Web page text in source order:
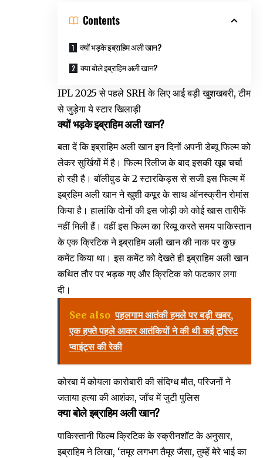
Contents
क्यों भड़के इब्राहिम अली खान?
क्या बोले इब्राहिम अली खान?
IPL 2025 से पहले SRH के लिए आई बड़ी खुशखबरी, टीम
से जुड़ेगा ये स्टार खिलाड़ी
क्यों भड़के इब्राहिम अली खान?
बता दें कि इब्राहिम अली खान इन दिनों अपनी डेब्यू फिल्म को
लेकर सुर्खियों में है। फिल्म रिलीज के बाद इसकी खूब चर्चा
हो रही है। बॉलीवुड के 2 स्टारकिड्स से सजी इस फिल्म में
इब्रहिम अली खान ने खुशी कपूर के साथ ऑनस्क्रीन रोमांस
किया है। हालांकि दोनों की इस जोड़ी को कोई खास तारीफें
नहीं मिली हैं। वहीं इस फिल्म का रिव्यू करते समय पाकिस्तान
के एक क्रिटिक ने इब्राहिम अली खान की नाक पर कुछ
कमेंट किया था। इस कमेंट को देखते ही इब्राहिम अली खान
कथित तौर पर भड़क गए और क्रिटिक को फटकार लगा
दी।
See also पहलगाम आतंकी हमले पर बड़ी खबर,
एक हफ्ते पहले आकर आतंकियों ने की थी कई टूरिस्ट
प्वाइंट्स की रेकी
कोरबा में कोयला कारोबारी की संदिग्ध मौत, परिजनों ने
जताया हत्या की आशंका, जाँच में जुटी पुलिस
क्या बोले इब्राहिम अली खान?
पाकिस्तानी फिल्म क्रिटिक के स्क्रीनशॉट के अनुसार,
इब्राहिम ने लिखा, ‘तमूर लगभग तैमूर जैसा, तुम्हें मेरे भाई का